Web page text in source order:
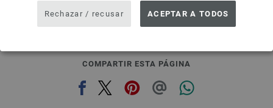
Rechazar / recusar ACEPTAR A TODOS
COMPARTIR ESTA PÁGINA